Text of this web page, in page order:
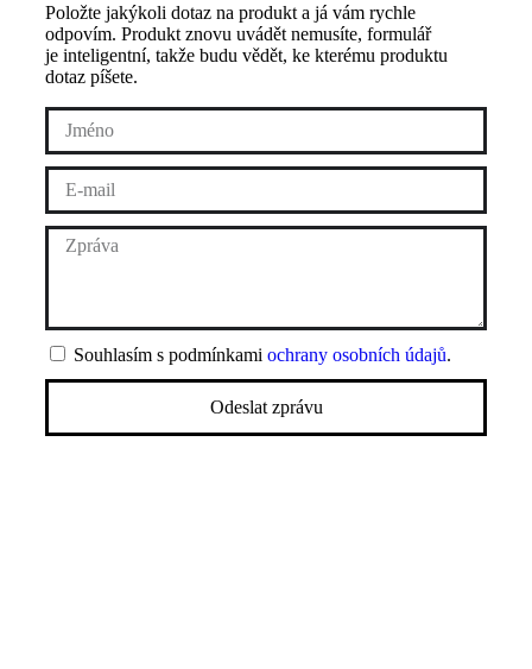
Položte jakýkoli dotaz na produkt a já vám rychle
odpovím. Produkt znovu uvádět nemusíte, formulář
je inteligentní, takže budu vědět, ke kterému produktu
dotaz píšete.
Souhlasím s podmínkami ochrany osobních údajů.
Odeslat zprávu